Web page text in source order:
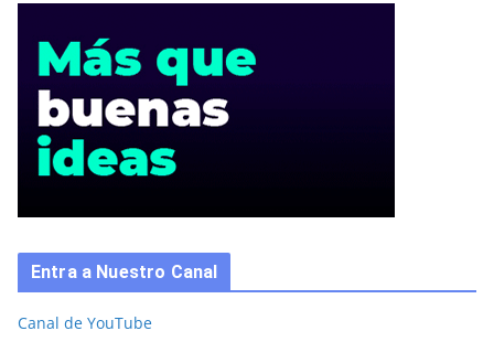
Entra a Nuestro Canal
Canal de YouTube